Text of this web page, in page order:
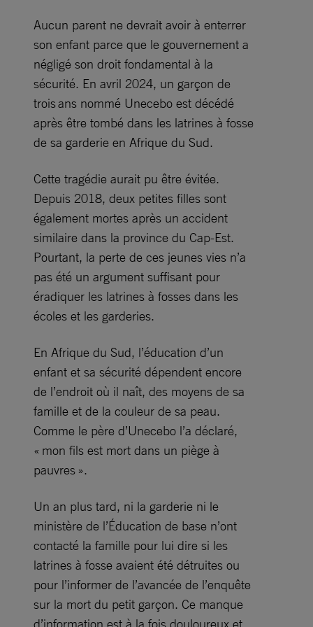
Aucun parent ne devrait avoir à enterrer
son enfant parce que le gouvernement a
négligé son droit fondamental à la
sécurité. En avril 2024, un garçon de
trois ans nommé Unecebo est décédé
après être tombé dans les latrines à fosse
de sa garderie en Afrique du Sud.
Cette tragédie aurait pu être évitée.
Depuis 2018, deux petites filles sont
également mortes après un accident
similaire dans la province du Cap-Est.
Pourtant, la perte de ces jeunes vies n’a
pas été un argument suffisant pour
éradiquer les latrines à fosses dans les
écoles et les garderies.
En Afrique du Sud, l’éducation d’un
enfant et sa sécurité dépendent encore
de l’endroit où il naît, des moyens de sa
famille et de la couleur de sa peau.
Comme le père d’Unecebo l’a déclaré,
« mon fils est mort dans un piège à
pauvres ».
Un an plus tard, ni la garderie ni le
ministère de l’Éducation de base n’ont
contacté la famille pour lui dire si les
latrines à fosse avaient été détruites ou
pour l’informer de l’avancée de l’enquête
sur la mort du petit garçon. Ce manque
d’information est à la fois douloureux et